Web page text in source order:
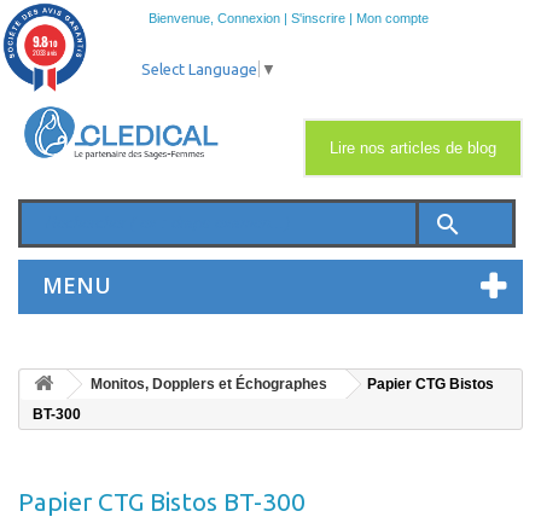
Bienvenue, Connexion | S'inscrire | Mon compte
search
MENU
Lire nos articles de blog
Select Language ▼
Monitos, Dopplers et Échographes
Papier CTG Bistos
BT-300
Papier CTG Bistos BT-300
9.8/10
2033 avis